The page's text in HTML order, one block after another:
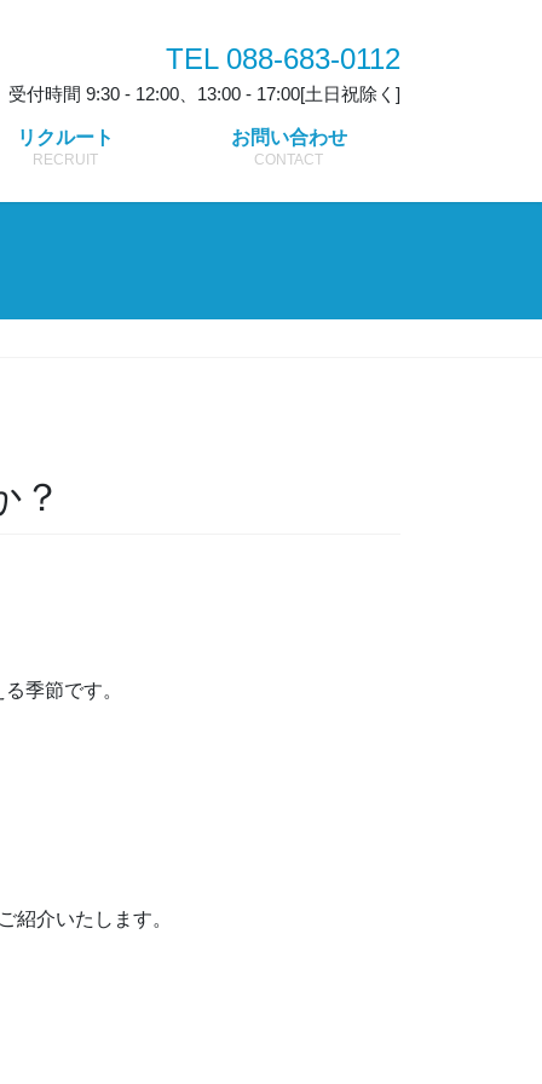
TEL 088-683-0112
受付時間 9:30 - 12:00、13:00 - 17:00[土日祝除く]
リクルート
RECRUIT
お問い合わせ
CONTACT
？
季節です。
紹介いたします。